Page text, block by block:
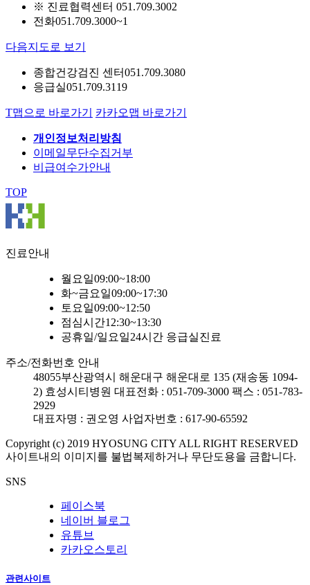
※ 진료협력센터 051.709.3002
전화051.709.3000~1
다음지도로 보기
종합건강검진 센터051.709.3080
응급실051.709.3119
T맵으로 바로가기 카카오맵 바로가기
개인정보처리방침
이메일무단수집거부
비급여수가안내
TOP
진료안내
월요일09:00~18:00
화~금요일09:00~17:30
토요일09:00~12:50
점심시간12:30~13:30
공휴일/일요일24시간 응급실진료
주소/전화번호 안내
48055부산광역시 해운대구 해운대로 135 (재송동 1094-
2) 효성시티병원 대표전화 : 051-709-3000 팩스 : 051-783-
2929
대표자명 : 권오영 사업자번호 : 617-90-65592
Copyright (c) 2019 HYOSUNG CITY ALL RIGHT RESERVED
사이트내의 이미지를 불법복제하거나 무단도용을 금합니다.
SNS
페이스북
네이버 블로그
유튜브
카카오스토리
관련사이트